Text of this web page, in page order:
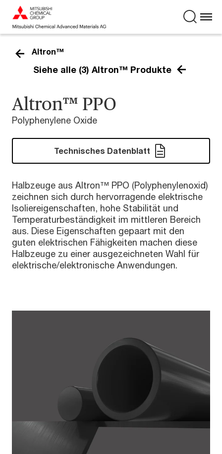
Altron™
Siehe alle (3) Altron™ Produkte
Altron™ PPO
Polyphenylene Oxide
Technisches Datenblatt
Halbzeuge aus Altron™ PPO (Polyphenylenoxid)
zeichnen sich durch hervorragende elektrische
Isoliereigenschaften, hohe Stabilität und
Temperaturbeständigkeit im mittleren Bereich
aus. Diese Eigenschaften gepaart mit den
guten elektrischen Fähigkeiten machen diese
Halbzeuge zu einer ausgezeichneten Wahl für
elektrische/elektronische Anwendungen.